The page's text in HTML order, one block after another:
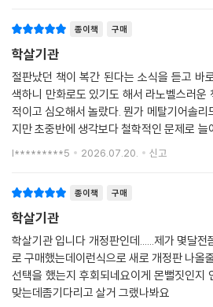
실을 맞닥뜨리게 된다.
‘철학’과 ‘밀리터리 SF’의 완벽한 결합, 인
F의 시작
“2001년 어느 아침, 항공기가 뉴욕에 우뚝
받”은(18쪽) 사건 이후의 세계를 정면으로
이야기는 대체로 내전과 학살이 빈발하는 이
그 배경에는 과학뿐만 아니라 역사, 인류학,
탄한 사변(思辨)이 있다. 이 사변은 물론 현
습을 통해 지금의 문제를 드러내는 것이 SF
는 전쟁, 테러, 신자유주의, 빈곤 등 지금-여
고 이렇듯 철저한 현실에 바탕을 둔 캐릭터와
종이책 구매
학살기관
절판났던 책이 복간 된다는 소식을 듣고 바
색하니 만화로도 있기도 해서 라노벨스러운
적이고 심오해서 놀랐다. 뭔가 메탈기어솔
지만 초중반에 생각보다 철학적인 문제로 늘
약 시원한 도파민적 액션이나 호쾌하고 스릴
l*********5 2026.07.20. 신고
종이책 구매
학살기관
학살기관 입니다 개정판인데......제가 몇달
로 구매했는데이런식으로 새로 개정판 나올
선택을 했는지 후회되네요이게 몬뻘짓인지
맞는데좀기다리고 살거 그랬나봐요